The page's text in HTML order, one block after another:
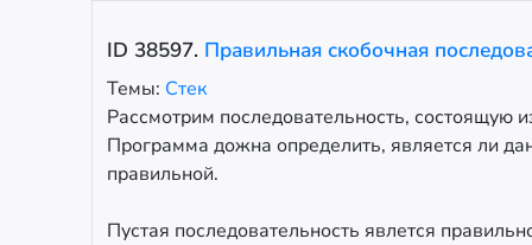
ID 38597. Правильная скобочная
Темы: Стек
Рассмотрим последовательность, состоящую
Программа дожна определить, является ли
правильной.
Пустая последовательность явлется